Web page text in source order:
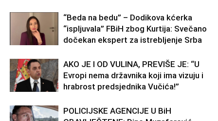
“Beda na bedu” – Dodikova kćerka
“ispljuvala” FBiH zbog Kurtija: Svečano
dočekan ekspert za istrebljenje Srba
AKO JE I OD VULINA, PREVIŠE JE: “U
Evropi nema državnika koji ima vizuju i
hrabrost predsjednika Vučića!”
POLICIJSKE AGENCIJE U BiH